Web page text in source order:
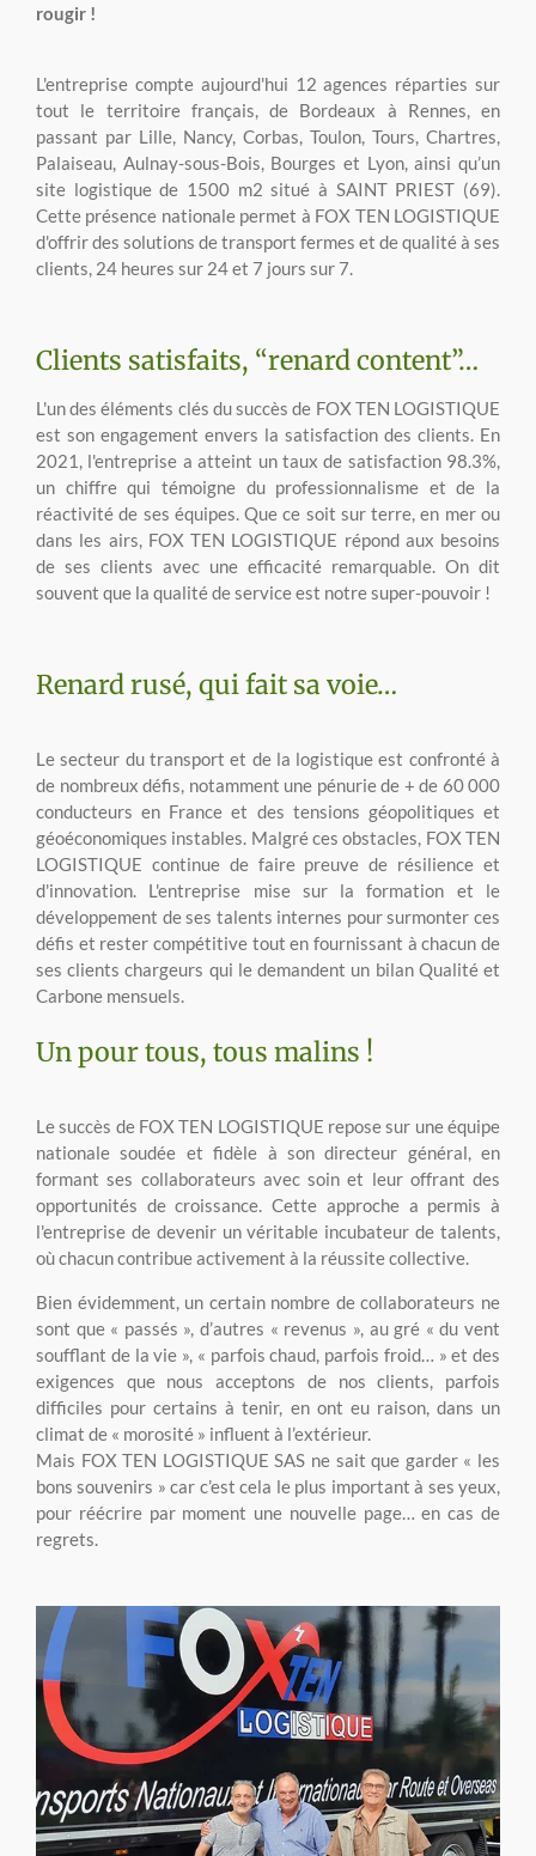
rougir !
L'entreprise compte aujourd'hui 12 agences réparties sur
tout le territoire français, de Bordeaux à Rennes, en
passant par Lille, Nancy, Corbas, Toulon, Tours, Chartres,
Palaiseau, Aulnay-sous-Bois, Bourges et Lyon, ainsi qu’un
site logistique de 1500 m2 situé à SAINT PRIEST (69).
Cette présence nationale permet à FOX TEN LOGISTIQUE
d'offrir des solutions de transport fermes et de qualité à ses
clients, 24 heures sur 24 et 7 jours sur 7.
Clients satisfaits, “renard content”…
L'un des éléments clés du succès de FOX TEN LOGISTIQUE
est son engagement envers la satisfaction des clients. En
2021, l'entreprise a atteint un taux de satisfaction 98.3%,
un chiffre qui témoigne du professionnalisme et de la
réactivité de ses équipes. Que ce soit sur terre, en mer ou
dans les airs, FOX TEN LOGISTIQUE répond aux besoins
de ses clients avec une efficacité remarquable. On dit
souvent que la qualité de service est notre super-pouvoir !
Renard rusé, qui fait sa voie…
Le secteur du transport et de la logistique est confronté à
de nombreux défis, notamment une pénurie de + de 60 000
conducteurs en France et des tensions géopolitiques et
géoéconomiques instables. Malgré ces obstacles, FOX TEN
LOGISTIQUE continue de faire preuve de résilience et
d'innovation. L'entreprise mise sur la formation et le
développement de ses talents internes pour surmonter ces
défis et rester compétitive tout en fournissant à chacun de
ses clients chargeurs qui le demandent un bilan Qualité et
Carbone mensuels.
Un pour tous, tous malins !
Le succès de FOX TEN LOGISTIQUE repose sur une équipe
nationale soudée et fidèle à son directeur général, en
formant ses collaborateurs avec soin et leur offrant des
opportunités de croissance. Cette approche a permis à
l'entreprise de devenir un véritable incubateur de talents,
où chacun contribue activement à la réussite collective.
Bien évidemment, un certain nombre de collaborateurs ne
sont que « passés », d’autres « revenus », au gré « du vent
soufflant de la vie », « parfois chaud, parfois froid… » et des
exigences que nous acceptons de nos clients, parfois
difficiles pour certains à tenir, en ont eu raison, dans un
climat de « morosité » influent à l’extérieur.
Mais FOX TEN LOGISTIQUE SAS ne sait que garder « les
bons souvenirs » car c’est cela le plus important à ses yeux,
pour réécrire par moment une nouvelle page… en cas de
regrets.